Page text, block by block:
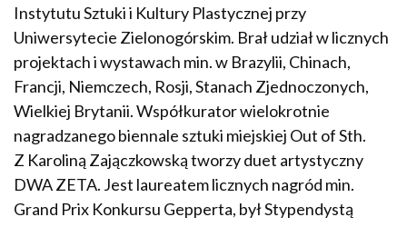
Instytutu Sztuki i Kultury Plastycznej przy
Uniwersytecie Zielonogórskim. Brał udział w licznych
projektach i wystawach min. w Brazylii, Chinach,
Francji, Niemczech, Rosji, Stanach Zjednoczonych,
Wielkiej Brytanii. Współkurator wielokrotnie
nagradzanego biennale sztuki miejskiej Out of Sth.
Z Karoliną Zajączkowską tworzy duet artystyczny
DWA ZETA. Jest laureatem licznych nagród min.
Grand Prix Konkursu Gepperta, był Stypendystą